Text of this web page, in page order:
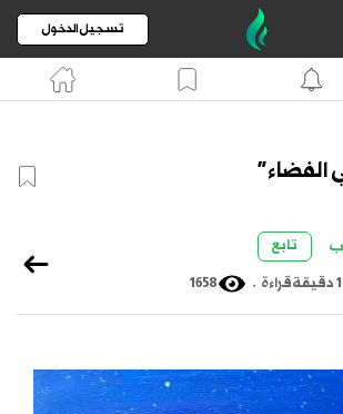
تسجيل الدخول
الفضاء”
تابع
1 دقيقة قراءة .
1658